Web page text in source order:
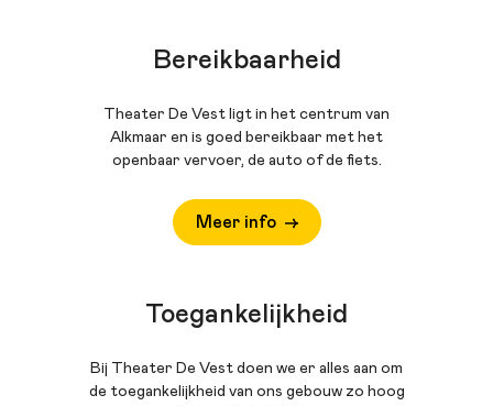
Bereikbaarheid
Theater De Vest ligt in het centrum van
Alkmaar en is goed bereikbaar met het
openbaar vervoer, de auto of de fiets.
Meer info
Toegankelijkheid
Bij Theater De Vest doen we er alles aan om
de toegankelijkheid van ons gebouw zo hoog